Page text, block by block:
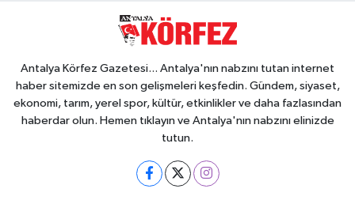
Antalya Körfez Gazetesi... Antalya'nın nabzını tutan internet
haber sitemizde en son gelişmeleri keşfedin. Gündem, siyaset,
ekonomi, tarım, yerel spor, kültür, etkinlikler ve daha fazlasından
haberdar olun. Hemen tıklayın ve Antalya'nın nabzını elinizde
tutun.